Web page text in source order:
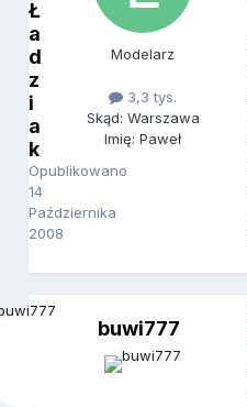
Ł
a
d
z
i
a
k
Opublikowano
14
Października
2008
Modelarz
3,3 tys.
Skąd: Warszawa
Imię: Paweł
buwi777